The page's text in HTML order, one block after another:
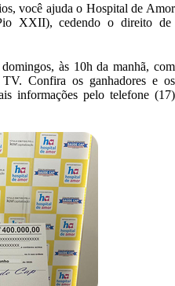
você ajuda o Hospitalde Amor
XXII),cedendo o direito de
às 10h da manhã, com
TV. Confira os ganhadores e os
informações pelo telefone(17)